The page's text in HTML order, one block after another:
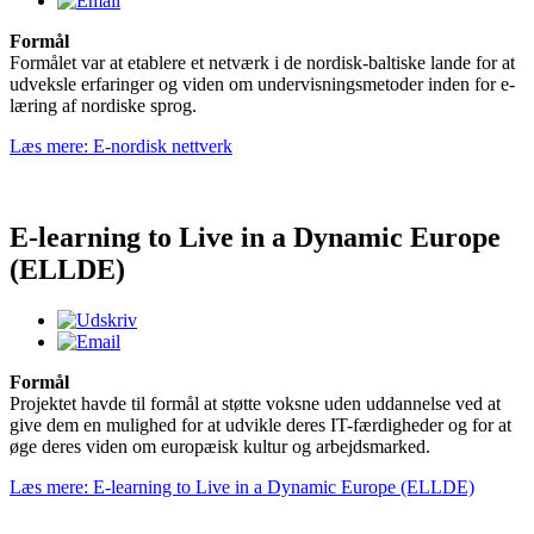
Formål
Formålet var at etablere et netværk i de nordisk-baltiske lande for at
udveksle erfaringer og viden om undervisningsmetoder inden for e-
læring af nordiske sprog.
Læs mere: E-nordisk nettverk
E-learning to Live in a Dynamic Europe
(ELLDE)
Formål
Projektet havde til formål at støtte voksne uden uddannelse ved at
give dem en mulighed for at udvikle deres IT-færdigheder og for at
øge deres viden om europæisk kultur og arbejdsmarked.
Læs mere: E-learning to Live in a Dynamic Europe (ELLDE)